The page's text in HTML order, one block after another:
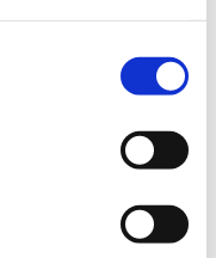
console for more